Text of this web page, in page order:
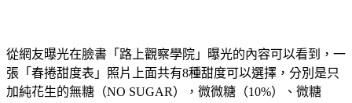
張「春捲甜度表」照片上面共有8種甜度可以選擇，分別是只
加純花生的無糖（NO SUGAR），微微糖（10%）、微糖
（30%）、半糖（50%）、少糖（80%）、正常（100%）、多